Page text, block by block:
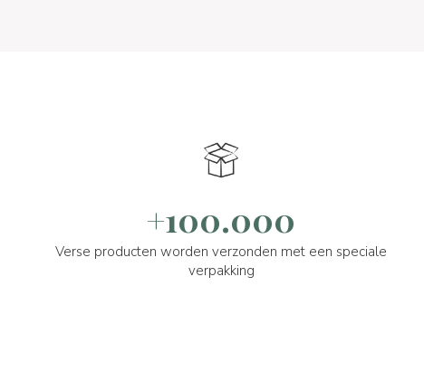
+100.000
Verse producten worden verzonden met een speciale
verpakking